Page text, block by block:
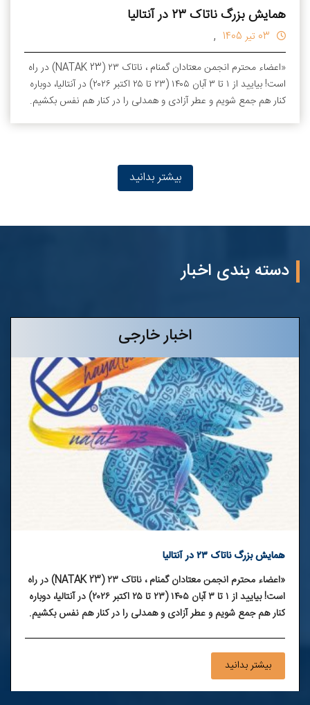
همایش بزرگ ناتاک ۲۳ در آنتالیا
03 تیر 1405 ,
«اعضاء محترم انجمن معتادان گمنام ، ناتاک ۲۳ (NATAK 23) در راه
است! بیایید از ۱ تا ۳ آبان ۱۴۰۵ (۲۳ تا ۲۵ اکتبر ۲۰۲۶) در آنتالیا، دوباره
کنار هم جمع شویم و عطر آزادی و همدلی را در کنار هم نفس بکشیم.
بیشتر بدانید
دسته بندی اخبار
اخبار خارجی
همایش بزرگ ناتاک ۲۳ در آنتالیا
«اعضاء محترم انجمن معتادان گمنام ، ناتاک ۲۳ (NATAK 23) در راه
است! بیایید از ۱ تا ۳ آبان ۱۴۰۵ (۲۳ تا ۲۵ اکتبر ۲۰۲۶) در آنتالیا، دوباره
کنار هم جمع شویم و عطر آزادی و همدلی را در کنار هم نفس بکشیم.
و نحوه هماهنگی، جزئیات کامل را در متن زیر مطالعه کنید. کنار هم،
قوی‌تریم!»
بیشتر بدانید